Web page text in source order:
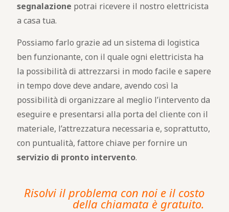
segnalazione potrai ricevere il nostro elettricista
a casa tua.
Possiamo farlo grazie ad un sistema di logistica
ben funzionante, con il quale ogni elettricista ha
la possibilità di attrezzarsi in modo facile e sapere
in tempo dove deve andare, avendo così la
possibilità di organizzare al meglio l’intervento da
eseguire e presentarsi alla porta del cliente con il
materiale, l’attrezzatura necessaria e, soprattutto,
con puntualità, fattore chiave per fornire un
servizio di pronto intervento.
Risolvi il problema con noi e il costo
della chiamata è gratuito.